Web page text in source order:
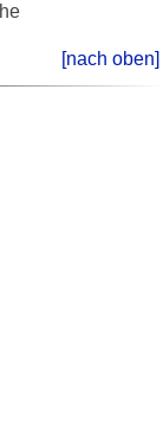
[nach oben]